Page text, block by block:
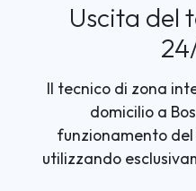
Uscita del
Il tecnico di zona
domicilio a
funzionamento
utilizzando